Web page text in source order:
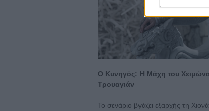
Ο Κυνηγός: Η Μάχη του
Τρουαγιάν
Το σενάριο βγάζει εξαρχής τη